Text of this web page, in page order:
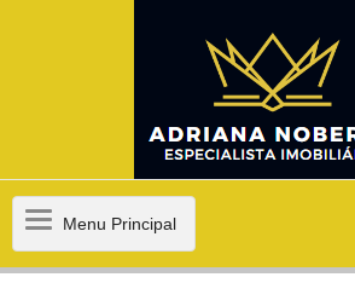
MenuMenu Principal